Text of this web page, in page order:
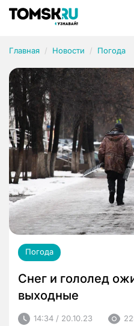
Главная Новости Погода
Погода
Снег и гололед
выходные
14:34 / 20.10.23